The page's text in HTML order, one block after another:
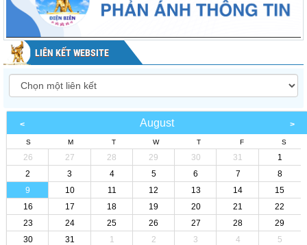
LIÊN KẾT WEBSITE
August
S M T W T F S
26 27 28 29 30 31
1
2
3 4 5 6 7
8
9
10 11 12 13 14
15
16
17 18 19 20 21
22
23
24 25 26 27 28
29
30
31 1 2 3 4 5